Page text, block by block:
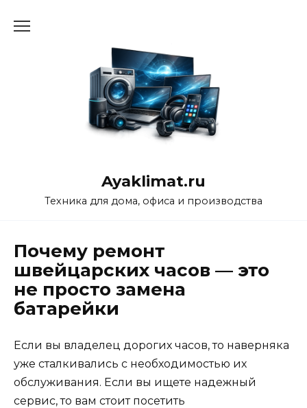
Ayaklimat.ru
Техника для дома, офиса и производства
Почему ремонт
швейцарских часов — это
не просто замена
батарейки
Если вы владелец дорогих часов, то наверняка
уже сталкивались с необходимостью их
обслуживания. Если вы ищете надежный
сервис, то вам стоит посетить